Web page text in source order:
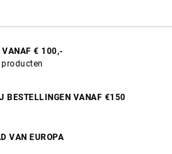
VANAF € 100,-
BESTELLINGEN VANAF €150
VAN EUROPA